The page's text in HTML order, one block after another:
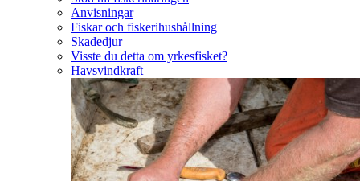
Anvisningar
Fiskar och fiskerihushållning
Skadedjur
Visste du detta om yrkesfisket?
Havsvindkraft